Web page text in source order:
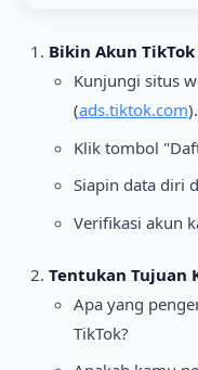
Bikin Akun
Kunjungi situs
(ads.tiktok.com).
Klik tombol
Siapin data diri
Verifikasi akun
Tentukan Tujuan
Apa yang
TikTok?